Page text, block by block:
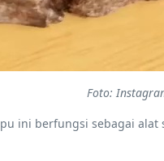
Foto:
ini berfungsi sebagai